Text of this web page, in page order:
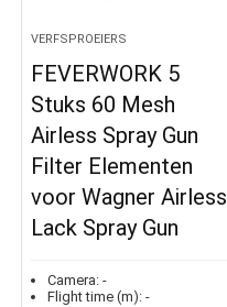
VERFSPROEIERS
FEVERWORK 5
Stuks 60 Mesh
Airless Spray Gun
Filter Elementen
voor Wagner Airless
Lack Spray Gun
Camera: -
Flight time (m): -